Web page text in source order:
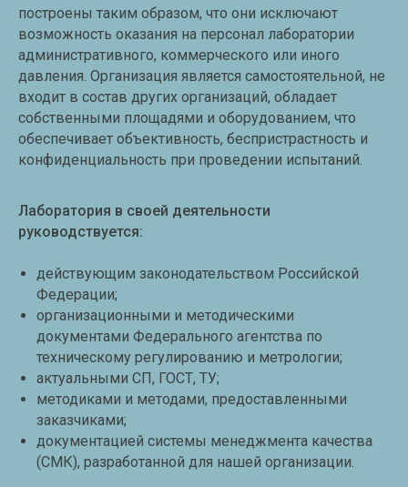
построены таким образом, что они исключают
возможность оказания на персонал лаборатории
административного, коммерческого или иного
давления. Организация является самостоятельной, не
входит в состав других организаций, обладает
собственными площадями и оборудованием, что
обеспечивает объективность, беспристрастность и
конфиденциальность при проведении испытаний.
Лаборатория в своей деятельности
руководствуется:
действующим законодательством Российской
Федерации;
организационными и методическими
документами Федерального агентства по
техническому регулированию и метрологии;
актуальными СП, ГОСТ, ТУ;
методиками и методами, предоставленными
заказчиками;
документацией системы менеджмента качества
(СМК), разработанной для нашей организации.